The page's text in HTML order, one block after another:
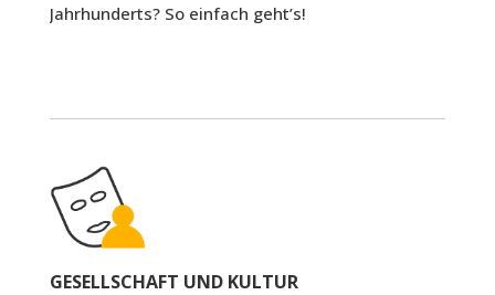
Jahrhunderts? So einfach geht’s!
GESELLSCHAFT UND KULTUR